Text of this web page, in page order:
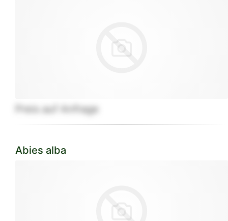
Preis auf Anfrage
Abies alba